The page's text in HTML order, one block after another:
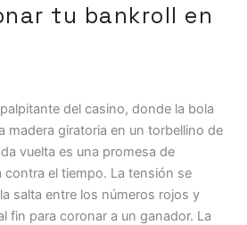
tu bankroll en
del casino, donde la bola
madera giratoria en un torbellino de
vuelta es una promesa de
contra el tiempo. La tensión se
salta entre los números rojos y
fin para coronar a un ganador. La